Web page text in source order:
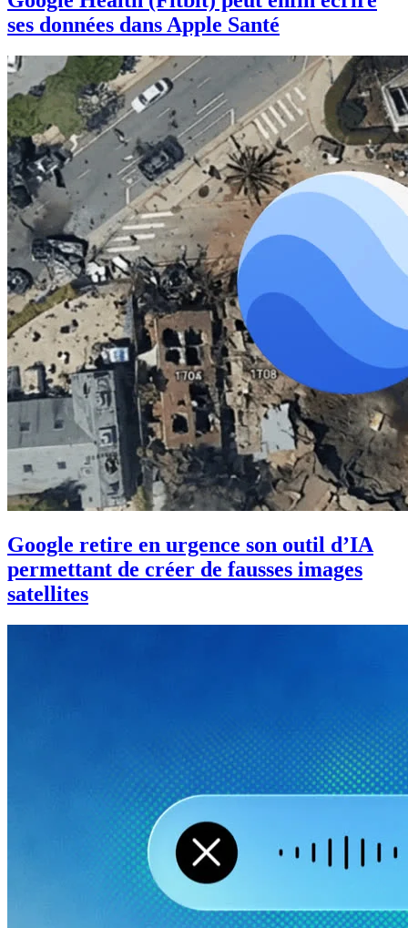
ses données dans Apple Santé
Google retire en urgence son outil d’IA
permettant de créer de fausses images
satellites